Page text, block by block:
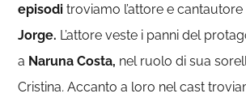
episoditroviamo l’attore e
Jorge. L’attore veste i panni del
a Naruna Costa, nel ruolo di sua
Cristina.Accanto a loro nel cast